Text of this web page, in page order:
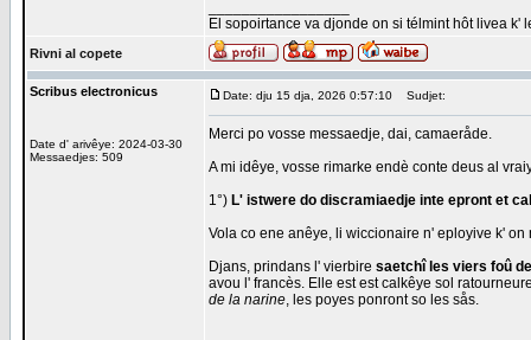
El sopoirtance va djonde on si télmint hôt livea
Rivni al copete
Scribus electronicus
Date d' arivêye: 2024-03-30
Messaedjes: 509
Date: dju 15 dja, 2026 0:57:10 Sudjet:
Merci po vosse messaedje, dai, camaeråde.
A mi idêye, vosse rimarke endè conte deus al
1°) L' istwere do discramiaedje inte epront et
Vola co ene anêye, li wiccionaire n' eployive k' on
Djans, prindans l' vierbire saetchî les viers foû
avou l' francès. Elle est est calkêye sol
de la narine, les poyes ponront so les sås.